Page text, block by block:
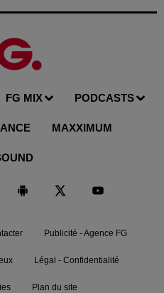
FG MIX PODCASTS
MAXXIMUM
Publicité - Agence FG
Légal - Confidentialité
Plan du site